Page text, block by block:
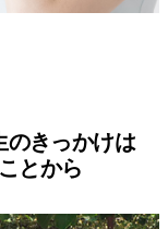
のきっかけは
とから